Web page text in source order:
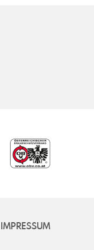
IMPRESSUM